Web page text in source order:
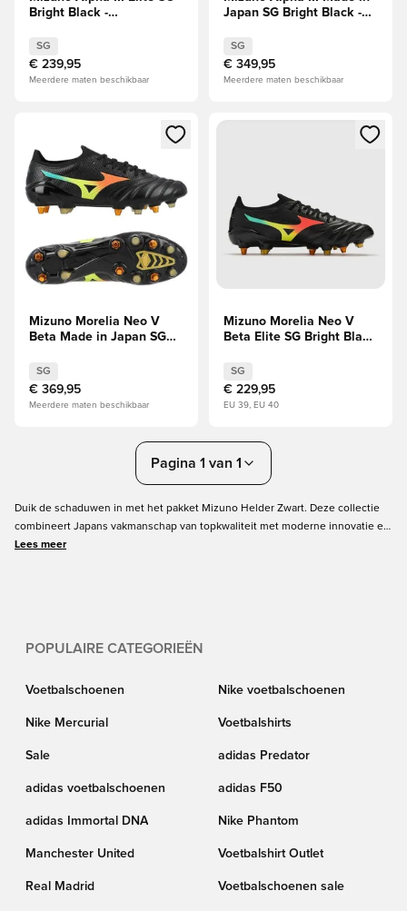
Bright Black -
SG
€ 239,95
Meerdere maten beschikbaar
Japan SG Bright Black -
SG
€ 349,95
Meerdere maten beschikbaar
Opent een venster om in te loggen of je aan te melden als
Mizuno Morelia Neo V
Beta Made in Japan SG
Zwart/Oranje
SG
€ 369,95
Meerdere maten beschikbaar
Opent een venster om in te
Mizuno Morelia Neo V
Beta Elite SG Bright Black
SG
€ 229,95
EU 39, EU 40
Pagina 1 van 1
Duik de schaduwen in met het pakket Mizuno Helder Zwart. Deze collectie
combineert Japans vakmanschap van topkwaliteit met moderne innovatie en
is gemaakt voor spelers die snelheid willen zonder in te leveren op
Lees meer
POPULAIRE CATEGORIEËN
Voetbalschoenen Nike voetbalschoenen
Nike Mercurial Voetbalshirts
Sale adidas Predator
adidas voetbalschoenen adidas F50
adidas Immortal DNA Nike Phantom
Manchester United Voetbalshirt Outlet
Real Madrid Voetbalschoenen sale